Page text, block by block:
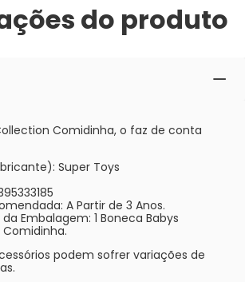
do produto
Comidinha, o faz de conta
Super Toys
A Partir de 3 Anos.
Embalagem: 1 Boneca Babys
podem sofrer variações de